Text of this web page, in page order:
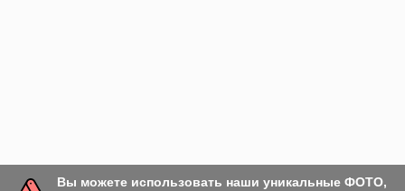
Вы можете использовать наши уникальные ФОТО,